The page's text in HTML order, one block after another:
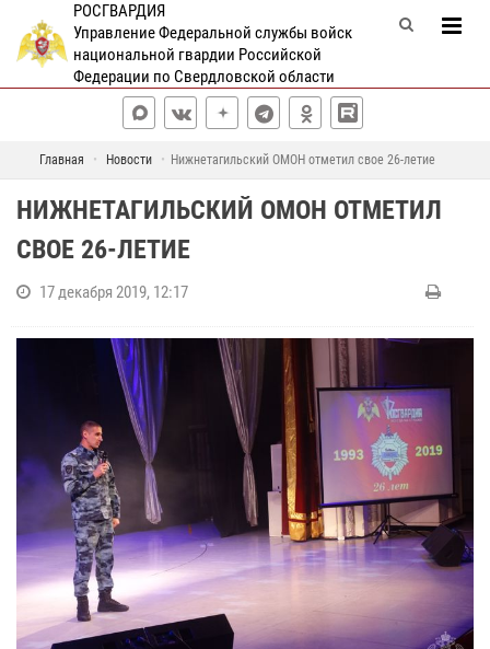
РОСГВАРДИЯ
Управление Федеральной службы войск
национальной гвардии Российской
Федерации по Свердловской области
Главная Новости Нижнетагильский ОМОН отметил свое 26-летие
НИЖНЕТАГИЛЬСКИЙ ОМОН ОТМЕТИЛ
СВОЕ 26-ЛЕТИЕ
17 декабря 2019, 12:17